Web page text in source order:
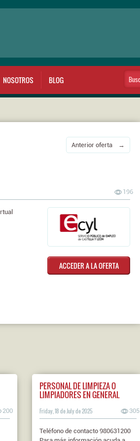
NOSOTROS BLOG
Anterior oferta →
196
ACCEDER A LA OFERTA
200
PERSONAL DE LIMPIEZA O
LIMPIADORES EN GENERAL
Friday, 18 de July de 2025 305
Teléfono de contacto 980631200